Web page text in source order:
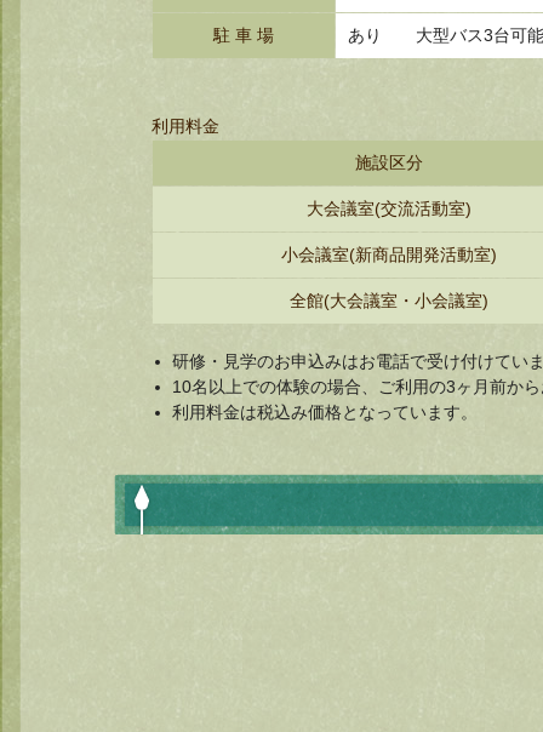
駐 車 場 あり 大型バス3台
利用料金
施設区分
大会議室(交流活動室)
小会議室(新商品開発活動室)
全館(大会議室・小会議室)
研修・見学のお申込みはお電話で受け付けてい
10名以上での体験の場合、ご利用の3ヶ月前か
利用料金は税込み価格となっています。